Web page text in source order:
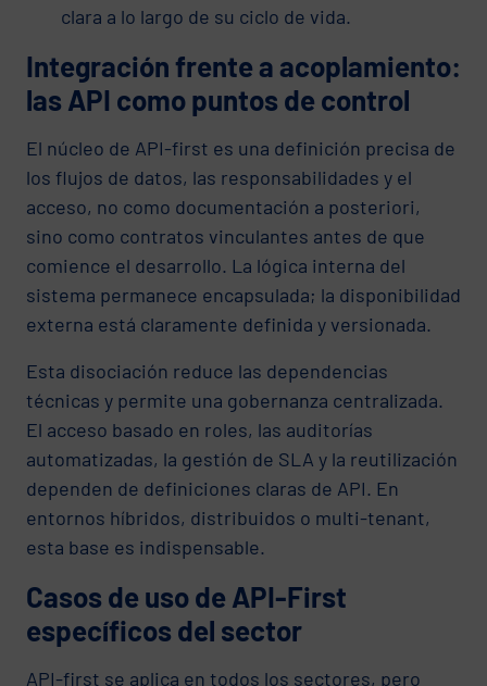
clara a lo largo de su ciclo de vida.
Integración frente a acoplamiento:
las API como puntos de control
El núcleo de API-first es una definición precisa de
los flujos de datos, las responsabilidades y el
acceso, no como documentación a posteriori,
sino como contratos vinculantes antes de que
comience el desarrollo. La lógica interna del
sistema permanece encapsulada; la disponibilidad
externa está claramente definida y versionada.
Esta disociación reduce las dependencias
técnicas y permite una gobernanza centralizada.
El acceso basado en roles, las auditorías
automatizadas, la gestión de SLA y la reutilización
dependen de definiciones claras de API. En
entornos híbridos, distribuidos o multi-tenant,
esta base es indispensable.
Casos de uso de API-First
específicos del sector
API-first se aplica en todos los sectores, pero